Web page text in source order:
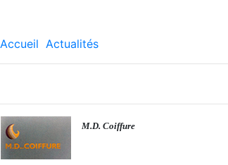
Accueil Actualités
M.D. Coiffure